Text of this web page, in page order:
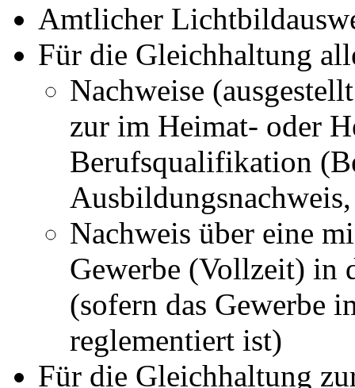
Amtlicher
Für die Gleichhaltung
Nachweise
zur im Heimat- oder
Berufsqualifikation
Nachweis über eine
Gewerbe (Vollzeit) in
(sofern das Gewerbe
reglementiert ist)
Für die Gleichhaltung